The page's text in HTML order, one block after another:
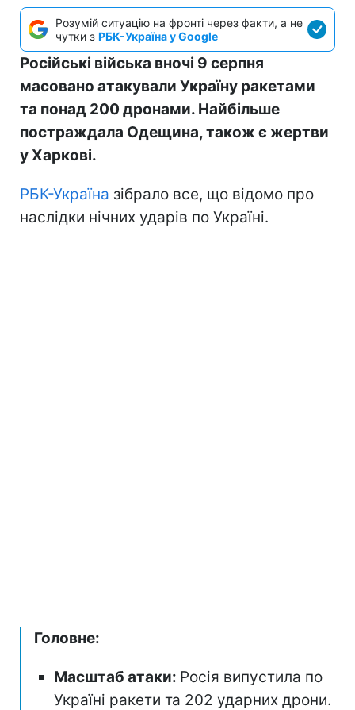
Розумій ситуацію на фронті через факти, а не
чутки з РБК-Україна у Google
Російські війська вночі 9 серпня
масовано атакували Україну ракетами
та понад 200 дронами. Найбільше
постраждала Одещина, також є жертви
у Харкові.
РБК-Україна зібрало все, що відомо про
наслідки нічних ударів по Україні.
Головне:
Масштаб атаки: Росія випустила по
Україні ракети та 202 ударних дрони.